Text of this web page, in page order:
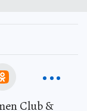
Club &